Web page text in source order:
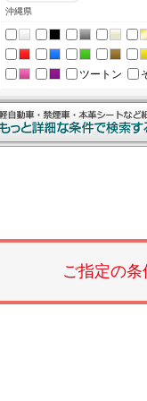
沖縄県
ツートン
ご指定の